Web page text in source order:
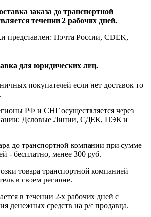
заказа до транспортной
течении 2 рабочих дней.
представлен: Почта России, CDEK,
для юридических лиц.
покупателей если нет доставок то
РФ и СНГ осуществляется через
Деловые Линии, СДЕК, ПЭК и
до транспортной компании при сумме
- бесплатно, менее 300 руб.
товара транспортной компанией
в своем регионе.
в течении 2-х рабочих дней с
денежных средств на р/с продавца.